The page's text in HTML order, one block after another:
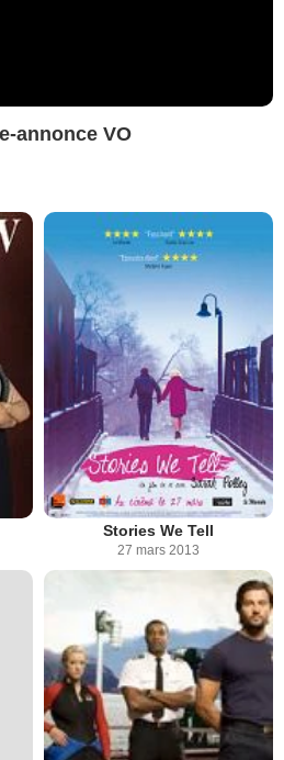
annonce VO
Stories We Tell
27 mars 2013